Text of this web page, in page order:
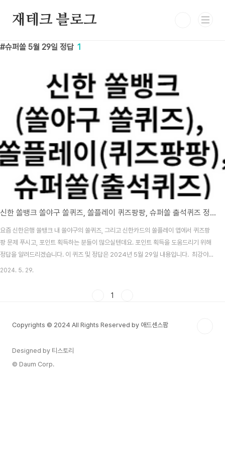
재테크 블로그
슈퍼쏠 5월 29일 정답 1
신한 쏠뱅크 쏠야구 쏠퀴즈, 쏠플레이 퀴즈팡팡, 슈퍼쏠 출석퀴즈 정답 5월 29일
요즘 신한은행 쏠뱅크 내 쏠야구의 쏠퀴즈, 그리고 신한카드의 쏠플레이 앱에서 퀴즈팡
팡 문제 푸시고, 포인트 획득하는 분들이 많으실텐데요. 포인트 획득을 도움드리기 위해
정답을 알려드리겠습니다. 이 퀴즈 및 정답은 2024년 5월 29일 내용입니다. 최강야
구 시즌3 방송시간, 선수, 전적 총정리 목차 신한 쏠뱅크 쏠야구(쏠퀴즈) 5월 29일 문
이 많이 보..
2024. 5. 29.
1
Copyrights © 2024 All Rights Reserved by 애드센스팜
Designed by 티스토리
© Daum Corp.